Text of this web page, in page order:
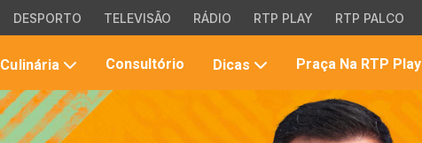
DESPORTO TELEVISÃO RÁDIO RTP PLAY RTP PALCO
Culinária Consultório Dicas Praça Na RTP Play